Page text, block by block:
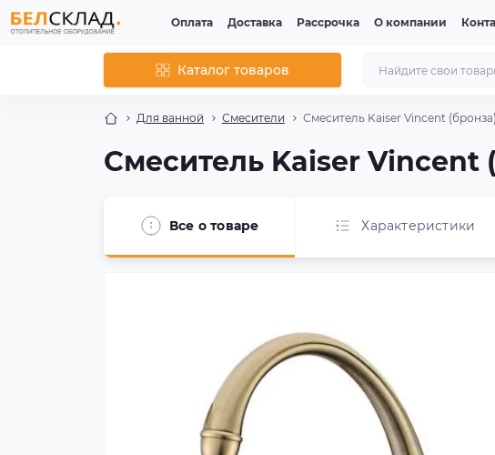
Оплата Доставка Рассрочка О компании
Каталог товаров
Для ванной Смесители Смеситель Kaiser Vincent (бронза)
Смеситель Kaiser Vincent
Все о товаре Характеристики